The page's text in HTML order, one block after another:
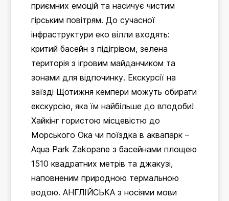
приємних емоцій та насичує чистим
гірським повітрям. До сучасної
інфраструктури еко вілли входять:
критий басейн з підігрівом, зелена
територія з ігровим майданчиком та
зонами для відпочинку. Екскурсії на
заїзді Щотижня кемпери можуть обирати
екскурсію, яка їм найбільше до вподоби!
Хайкінг гористою місцевістю до
Морського Ока чи поїздка в аквапарк –
Aqua Park Zakopane з басейнами площею
1510 квадратних метрів та джакузі,
наповненим природною термальною
водою. АНГЛІЙСЬКА з носіями мови